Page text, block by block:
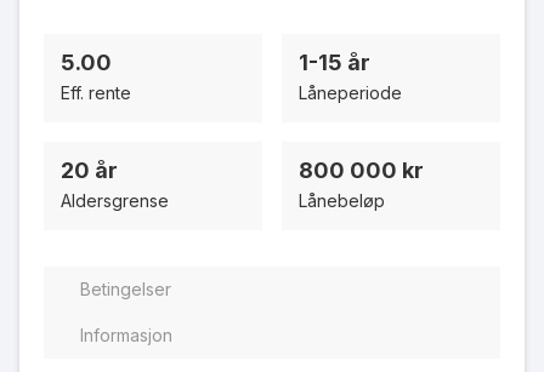
5.00
Eff. rente
1-15 år
Låneperiode
20 år
Aldersgrense
800 000 kr
Lånebeløp
Betingelser
Informasjon